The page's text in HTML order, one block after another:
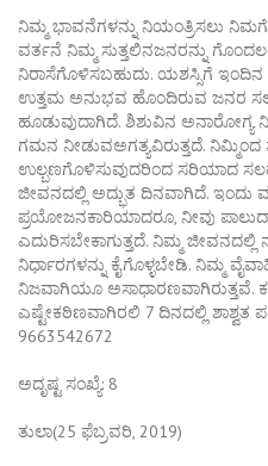
ನಿಮ್ಮ ಭಾವನೆಗಳನ್ನು ನಿಯಂತ್ರಿಸಲು
ವರ್ತನೆ ನಿಮ್ಮ ಸುತ್ತಲಿನಜನರನ್ನು
ನಿರಾಸೆಗೊಳಿಸಬಹುದು. ಯಶಸ್ಸಿಗೆ ಇಂದಿನ
ಉತ್ತಮ ಅನುಭವ ಹೊಂದಿರುವ ಜನರ
ಹೂಡುವುದಾಗಿದೆ. ಶಿಶುವಿನ ಅನಾರೋಗ್ಯ
ಗಮನ ನೀಡುವಅಗತ್ಯವಿರುತ್ತದೆ.
ಉಲ್ಬಣಗೊಳಿಸುವುದರಿಂದ ಸರಿಯಾದ
ಜೀವನದಲ್ಲಿ ಅದ್ಭುತ ದಿನವಾಗಿದೆ.
ಪ್ರಯೋಜನಕಾರಿಯಾದರೂ, ನೀವು
ಎದುರಿಸಬೇಕಾಗುತ್ತದೆ. ನಿಮ್ಮ
ನಿರ್ಧಾರಗಳನ್ನು ಕೈಗೊಳ್ಳಬೇಡಿ. ನಿಮ್ಮ
ನಿಜವಾಗಿಯೂ ಅಸಾಧಾರಣವಾಗಿರುತ್ತವೆ.
ಎಷ್ಟೇಕಠಿಣವಾಗಿರಲಿ 7 ದಿನದಲ್ಲಿ ಶಾಶ್ವತ
9663542672
ಅದೃಷ್ಟ ಸಂಖ್ಯೆ: 8
ತುಲಾ(25 ಫೆಬ್ರವರಿ, 2019)